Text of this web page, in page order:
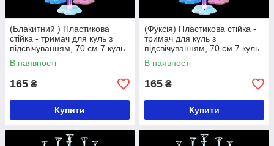
(Блакитний ) Пластикова
стійка - тримач для куль з
підсвічуванням, 70 см 7 куль
В наявності
165 ₴
Купити
(Фуксія) Пластикова стійка -
тримач для куль з
підсвічуванням, 70 см 7 куль
В наявності
165 ₴
Купити